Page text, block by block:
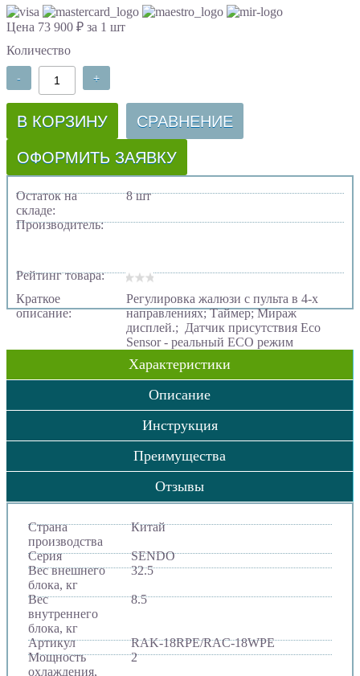
Цена 73 900 ₽ за 1 шт
Количество
- +
В КОРЗИНУ СРАВНЕНИЕ
ОФОРМИТЬ ЗАЯВКУ
Остаток на
складе:
8 шт
Производитель:
Рейтинг товара:
Краткое
описание:
Регулировка жалюзи с пульта в 4-х
направлениях; Таймер; Мираж
дисплей.; Датчик присутствия Eco
Sensor - реальный ECO режим
Характеристики
Описание
Инструкция
Преимущества
Отзывы
Страна
производства
Китай
Серия
SENDO
Вес внешнего
блока, кг
32.5
Вес
внутреннего
блока, кг
8.5
Артикул
RAK-18RPE/RAC-18WPE
Мощность
охлаждения,
2